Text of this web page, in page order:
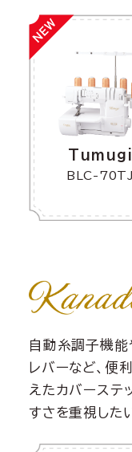
Tumugi
BLC-70TJ
自動糸調子機能
レバーなど、
えたカバーステ
すさを重視した